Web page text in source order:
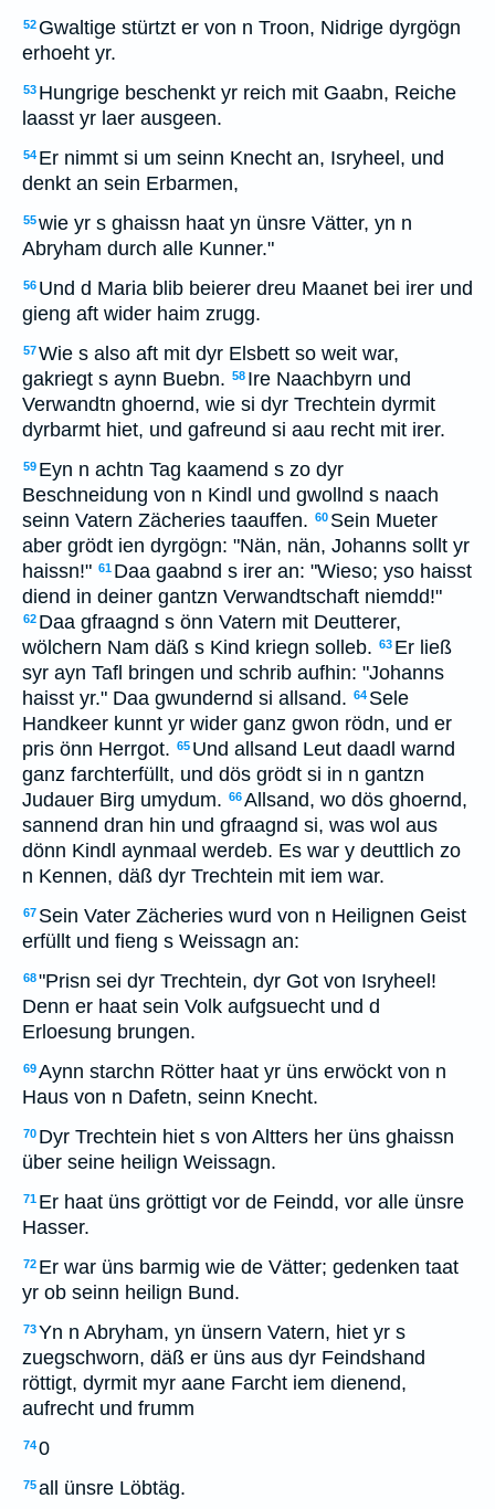
52 Gwaltige stürtzt er von n Troon, Nidrige dyrgögn
erhoeht yr.
53 Hungrige beschenkt yr reich mit Gaabn, Reiche
laasst yr laer ausgeen.
54 Er nimmt si um seinn Knecht an, Isryheel, und
denkt an sein Erbarmen,
55wie yr s ghaissn haat yn ünsre Vätter, yn n
Abryham durch alle Kunner."
56 Und d Maria blib beierer dreu Maanet bei irer und
gieng aft wider haim zrugg.
57Wie s also aft mit dyr Elsbett so weit war,
gakriegt s aynn Buebn. 58 Ire Naachbyrn und
Verwandtn ghoernd, wie si dyr Trechtein dyrmit
dyrbarmt hiet, und gafreund si aau recht mit irer.
59 Eyn n achtn Tag kaamend s zo dyr
Beschneidung von n Kindl und gwollnd s naach
seinn Vatern Zächeries taauffen. 60 Sein Mueter
aber grödt ien dyrgögn: "Nän, nän, Johanns sollt yr
haissn!" 61 Daa gaabnd s irer an: "Wieso; yso haisst
diend in deiner gantzn Verwandtschaft niemdd!"
62 Daa gfraagnd s önn Vatern mit Deutterer,
wölchern Nam däß s Kind kriegn solleb. 63 Er ließ
syr ayn Tafl bringen und schrib aufhin: "Johanns
haisst yr." Daa gwundernd si allsand. 64 Sele
Handkeer kunnt yr wider ganz gwon rödn, und er
pris önn Herrgot. 65 Und allsand Leut daadl warnd
ganz farchterfüllt, und dös grödt si in n gantzn
Judauer Birg umydum. 66Allsand, wo dös ghoernd,
sannend dran hin und gfraagnd si, was wol aus
dönn Kindl aynmaal werdeb. Es war y deuttlich zo
n Kennen, däß dyr Trechtein mit iem war.
67 Sein Vater Zächeries wurd von n Heilignen Geist
erfüllt und fieng s Weissagn an:
68"Prisn sei dyr Trechtein, dyr Got von Isryheel!
Denn er haat sein Volk aufgsuecht und d
Erloesung brungen.
69Aynn starchn Rötter haat yr üns erwöckt von n
Haus von n Dafetn, seinn Knecht.
70 Dyr Trechtein hiet s von Altters her üns ghaissn
über seine heilign Weissagn.
71 Er haat üns gröttigt vor de Feindd, vor alle ünsre
Hasser.
72 Er war üns barmig wie de Vätter; gedenken taat
yr ob seinn heilign Bund.
73Yn n Abryham, yn ünsern Vatern, hiet yr s
zuegschworn, däß er üns aus dyr Feindshand
röttigt, dyrmit myr aane Farcht iem dienend,
aufrecht und frumm
740
75all ünsre Löbtäg.